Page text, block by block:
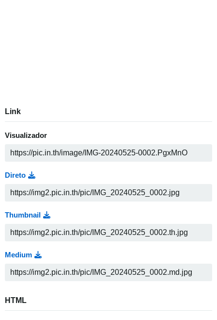
Link
Visualizador
Direto
Thumbnail
Medium
HTML